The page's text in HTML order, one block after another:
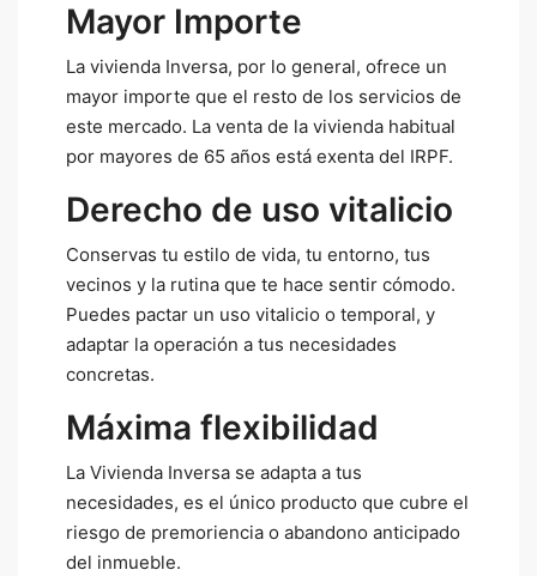
Mayor Importe
La vivienda Inversa, por lo general, ofrece un
mayor importe que el resto de los servicios de
este mercado. La venta de la vivienda habitual
por mayores de 65 años está exenta del IRPF.
Derecho de uso vitalicio
Conservas tu estilo de vida, tu entorno, tus
vecinos y la rutina que te hace sentir cómodo.
Puedes pactar un uso vitalicio o temporal, y
adaptar la operación a tus necesidades
concretas.
Máxima flexibilidad
La Vivienda Inversa se adapta a tus
necesidades, es el único producto que cubre el
riesgo de premoriencia o abandono anticipado
del inmueble.